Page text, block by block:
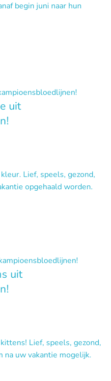
begin juni naar hun
uit
Lief, speels, gezond,
opgehaald worden.
uit
Lief, speels, gezond,
na uw vakantie mogelijk.